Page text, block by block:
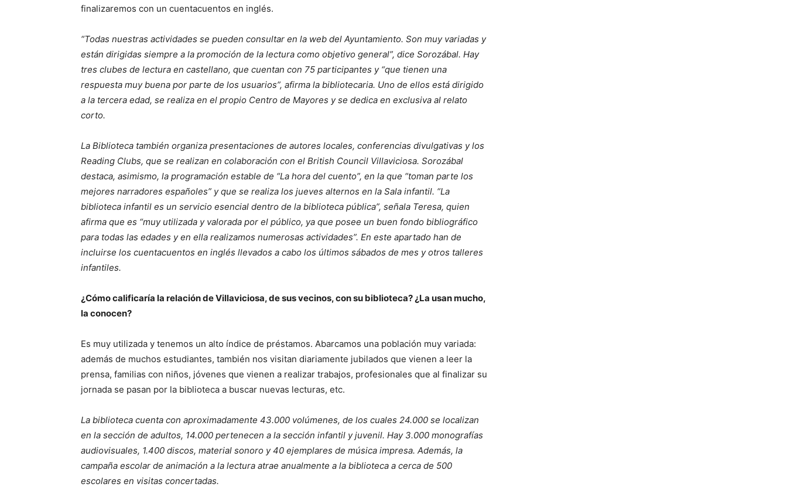
finalizaremos con un cuentacuentos en inglés.
“Todas nuestras actividades se pueden consultar en la web del Ayuntamiento. Son muy variadas y
están dirigidas siempre a la promoción de la lectura como objetivo general”, dice Sorozábal. Hay
tres clubes de lectura en castellano, que cuentan con 75 participantes y “que tienen una
respuesta muy buena por parte de los usuarios”, afirma la bibliotecaria. Uno de ellos está dirigido
a la tercera edad, se realiza en el propio Centro de Mayores y se dedica en exclusiva al relato
corto.
La Biblioteca también organiza presentaciones de autores locales, conferencias divulgativas y los
Reading Clubs, que se realizan en colaboración con el British Council Villaviciosa. Sorozábal
destaca, asimismo, la programación estable de “La hora del cuento”, en la que “toman parte los
mejores narradores españoles” y que se realiza los jueves alternos en la Sala infantil. “La
biblioteca infantil es un servicio esencial dentro de la biblioteca pública”, señala Teresa, quien
afirma que es “muy utilizada y valorada por el público, ya que posee un buen fondo bibliográfico
para todas las edades y en ella realizamos numerosas actividades”. En este apartado han de
incluirse los cuentacuentos en inglés llevados a cabo los últimos sábados de mes y otros talleres
infantiles.
¿Cómo calificaría la relación de Villaviciosa, de sus vecinos, con su biblioteca? ¿La usan mucho,
la conocen?
Es muy utilizada y tenemos un alto índice de préstamos. Abarcamos una población muy variada:
además de muchos estudiantes, también nos visitan diariamente jubilados que vienen a leer la
prensa, familias con niños, jóvenes que vienen a realizar trabajos, profesionales que al finalizar su
jornada se pasan por la biblioteca a buscar nuevas lecturas, etc.
La biblioteca cuenta con aproximadamente 43.000 volúmenes, de los cuales 24.000 se localizan
en la sección de adultos, 14.000 pertenecen a la sección infantil y juvenil. Hay 3.000 monografías
audiovisuales, 1.400 discos, material sonoro y 40 ejemplares de música impresa. Además, la
campaña escolar de animación a la lectura atrae anualmente a la biblioteca a cerca de 500
escolares en visitas concertadas.